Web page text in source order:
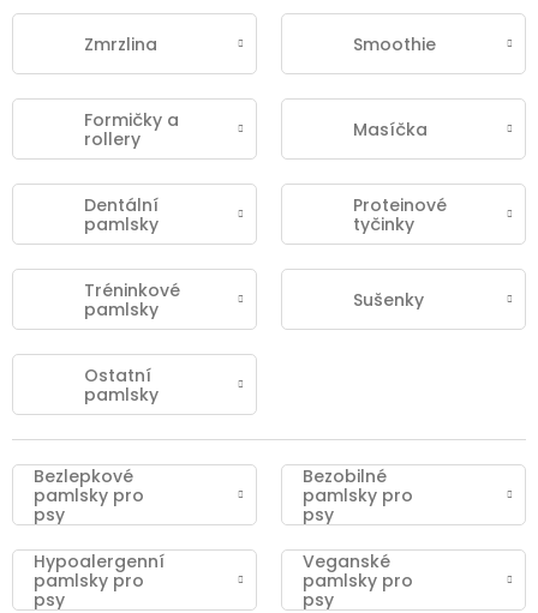
Zmrzlina Smoothie
Formičky a
rollery
Masíčka
Dentální
pamlsky
Proteinové
tyčinky
Tréninkové
pamlsky
Sušenky
Ostatní
pamlsky
Bezlepkové
pamlsky pro
psy
Bezobilné
pamlsky pro
psy
Hypoalergenní
pamlsky pro
psy
Veganské
pamlsky pro
psy